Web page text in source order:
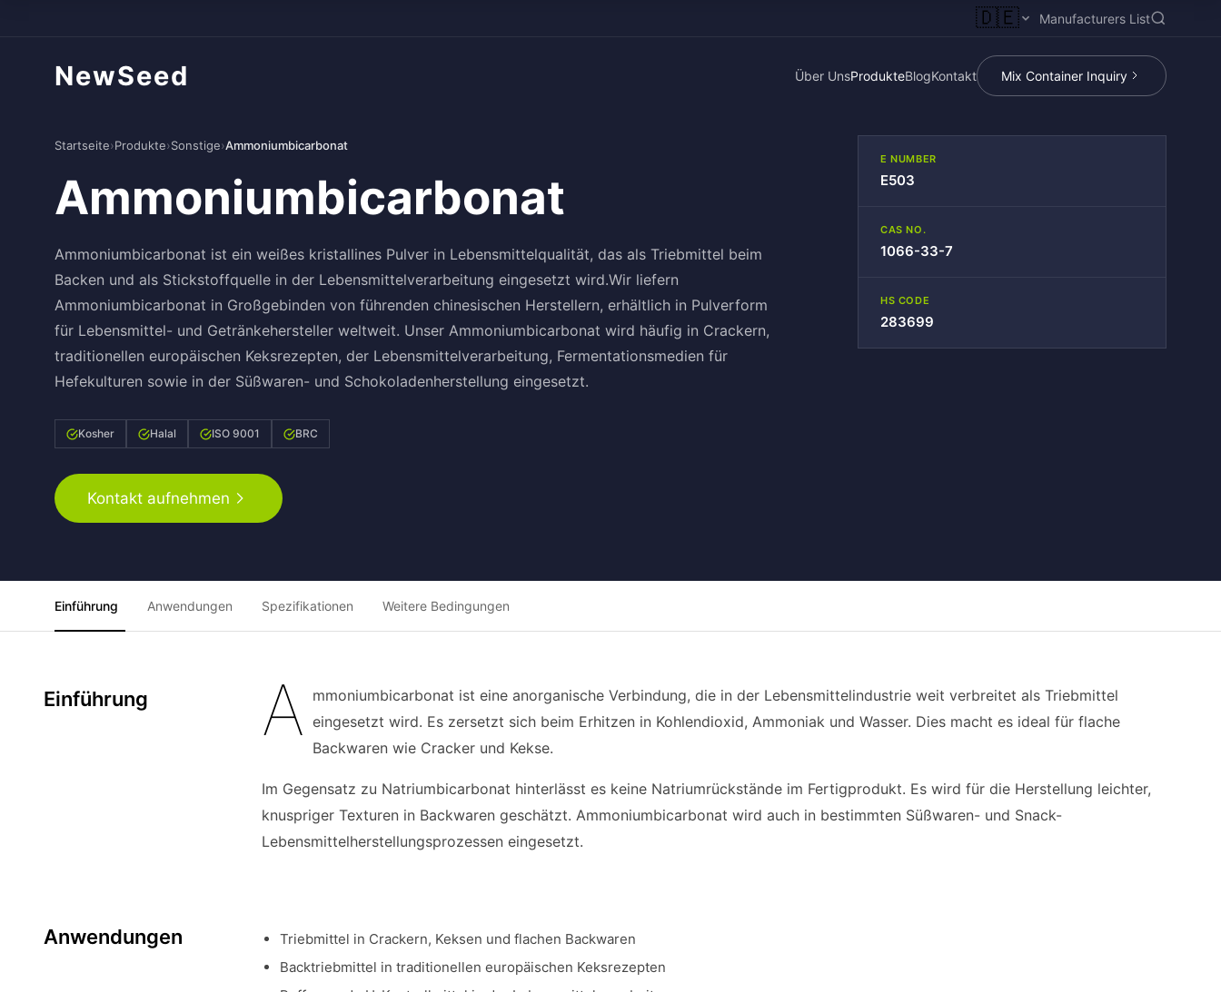
🇩🇪 Manufacturers List
NewSeed Über UnsProdukteBlogKontakt Mix Container Inquiry
Startseite›Produkte›Sonstige›Ammoniumbicarbonat
Ammoniumbicarbonat
Ammoniumbicarbonat ist ein weißes kristallines Pulver in Lebensmittelqualität, das als Triebmittel beim
Backen und als Stickstoffquelle in der Lebensmittelverarbeitung eingesetzt wird.Wir liefern
Ammoniumbicarbonat in Großgebinden von führenden chinesischen Herstellern, erhältlich in Pulverform
für Lebensmittel- und Getränkehersteller weltweit. Unser Ammoniumbicarbonat wird häufig in Crackern,
traditionellen europäischen Keksrezepten, der Lebensmittelverarbeitung, Fermentationsmedien für
Hefekulturen sowie in der Süßwaren- und Schokoladenherstellung eingesetzt.
Kosher Halal ISO 9001 BRC
Kontakt aufnehmen
E NUMBER
E503
CAS NO.
1066-33-7
HS CODE
283699
Einführung Anwendungen Spezifikationen Weitere Bedingungen
Einführung A mmoniumbicarbonat ist eine anorganische Verbindung, die in der Lebensmittelindustrie weit verbreitet als Triebmittel
eingesetzt wird. Es zersetzt sich beim Erhitzen in Kohlendioxid, Ammoniak und Wasser. Dies macht es ideal für flache
Backwaren wie Cracker und Kekse.
Im Gegensatz zu Natriumbicarbonat hinterlässt es keine Natriumrückstände im Fertigprodukt. Es wird für die Herstellung leichter,
knuspriger Texturen in Backwaren geschätzt. Ammoniumbicarbonat wird auch in bestimmten Süßwaren- und Snack-
Lebensmittelherstellungsprozessen eingesetzt.
Anwendungen
Triebmittel in Crackern, Keksen und flachen Backwaren
Backtriebmittel in traditionellen europäischen Keksrezepten